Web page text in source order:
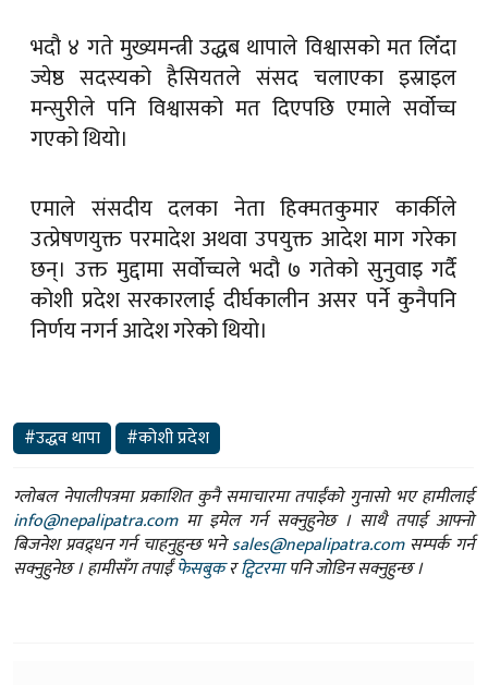
भदौ ४ गते मुख्यमन्त्री उद्धब थापाले विश्वासको मत लिँदा
ज्येष्ठ सदस्यको हैसियतले संसद चलाएका इस्राइल
मन्सुरीले पनि विश्वासको मत दिएपछि एमाले सर्वोच्च
गएको थियो।
एमाले संसदीय दलका नेता हिक्मतकुमार कार्कीले
उत्प्रेषणयुक्त परमादेश अथवा उपयुक्त आदेश माग गरेका
छन्। उक्त मुद्दामा सर्वोच्चले भदौ ७ गतेको सुनुवाइ गर्दै
कोशी प्रदेश सरकारलाई दीर्घकालीन असर पर्ने कुनैपनि
निर्णय नगर्न आदेश गरेको थियो।
#उद्धव थापा
#कोशी प्रदेश
ग्लोबल नेपालीपत्रमा प्रकाशित कुनै समाचारमा तपाईंको गुनासो भए हामीलाई
info@nepalipatra.comमा इमेल गर्न सक्नुहुनेछ । साथै तपाई आफ्नो
बिजनेश प्रवद्र्धन गर्न चाहनुहुन्छ भनेsales@nepalipatra.comसम्पर्क गर्न
सक्नुहुनेछ । हामीसँग तपाईंफेसबुकरट्विटरमापनि जोडिन सक्नुहुन्छ ।